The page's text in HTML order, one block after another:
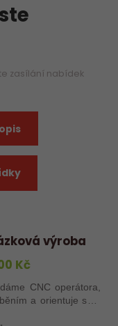
zasílání nabídek
výroba
Kč
CNC operátora,
a orientuje se v
mít za sebou roky